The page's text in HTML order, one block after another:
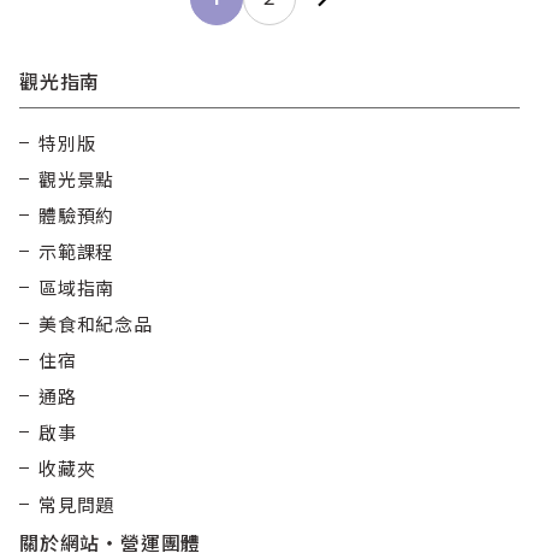
觀光指南
特別版
觀光景點
體驗預約
示範課程
區域指南
美食和紀念品
住宿
通路
啟事
收藏夾
常見問題
關於網站・營運團體